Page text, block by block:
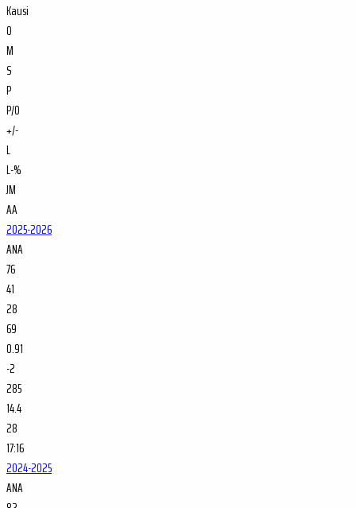
Kausi
O
M
S
P
P/O
+/-
L
L-%
JM
AA
2025-2026
ANA
76
41
28
69
0.91
-2
285
14.4
28
17:16
2024-2025
ANA